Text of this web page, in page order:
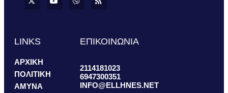
LINKS
ΑΡΧΙΚΗ
ΠΟΛΙΤΙΚΗ
ΑΜΥΝΑ
ΕΠΙΚΟΙΝΩΝΙΑ
2114181023
6947300351
INFO@ELLHNES.NET